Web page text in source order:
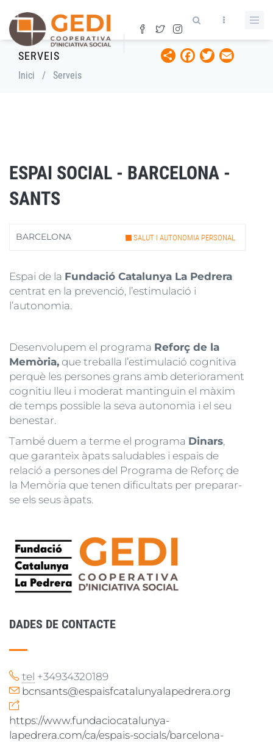
contingut
SERVEIS ShareFacebook
Twitter
Fil
Inici / Serveis
ESPAI SOCIAL - BARCELONA -
SANTS
BARCELONA SALUT I AUTONOMIA PERSONAL
Espai de la Fundació Catalunya La Pedrera
centrat en la prevenció, l’estimulació i
l’autonomia.
Desenvolupem el programa Reforç de la
Memòria, que treballa l’estimulació cognitiva
perquè les persones grans amb deteriorament
cognitiu lleu i moderat mantinguin el màxim
de temps possible la seva autonomia i el seu
benestar.
També duem a terme el programa Dinars,
que garanteix àpats saludables i espais de
relació a persones del Programa de Reforç de
la Memòria que tenen dificultats per preparar-
se els seus àpats.
DADES DE CONTACTE
tel +34934320189
bcnsants@espaisfcatalunyalapedrera.org
https://www.fundaciocatalunya-
lapedrera.com/ca/espais-socials/barcelona-